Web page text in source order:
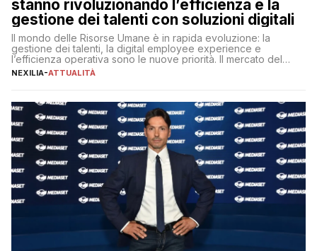
stanno rivoluzionando l’efficienza e la
gestione dei talenti con soluzioni digitali
Il mondo delle Risorse Umane è in rapida evoluzione: la
gestione dei talenti, la digital employee experience e
l’efficienza operativa sono le nuove priorità. Il mercato del
lavoro, d’altra parte, è sempre più competitivo con una lotta
NEXILIA-ATTUALITÀ